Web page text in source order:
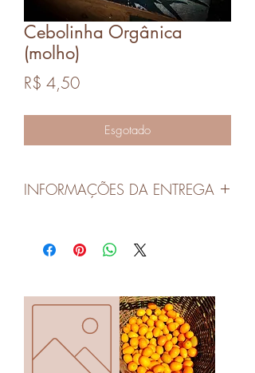
Cebolinha Orgânica
(molho)
R$ 4,50Preço
Esgotado
INFORMAÇÕES DA ENTREGA
feiras em Canoas e Porto Alegre.
O pedidos devem ser realizados no dia
a qualidade dos produtos.
Os horários das entregas serão
combinados com cada cliente.